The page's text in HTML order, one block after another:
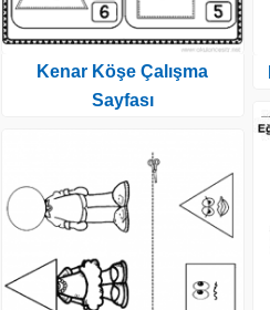
Kenar Köşe Çalışma
Sayfası